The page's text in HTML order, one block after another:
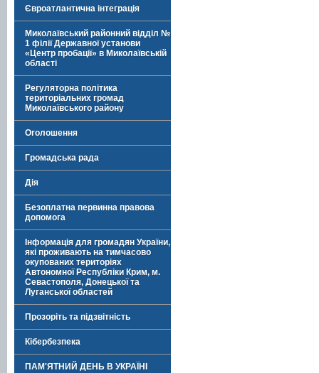
Євроатлантична інтеграція
Миколаївський районний відділ №
1 філії Державної установи
«Центр пробації» в Миколаївській
області
Регуляторна політика
територіальних громад
Миколаївського району
Оголошення
Громадська рада
Дія
Безоплатна первинна правова
допомога
Інформація для громадян України,
які проживають на тимчасово
окупованих територіях
Автономної Республіки Крим, м.
Севастополя, Донецької та
Луганської областей
Прозоріть та підзвітність
Кібербезпека
ПАМ'ЯТНИЙ ДЕНЬ В УКРАЇНІ